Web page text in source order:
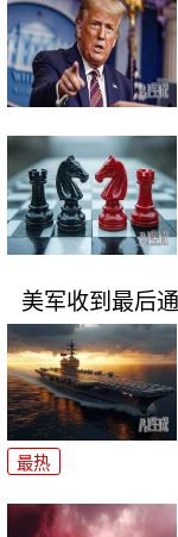
美军收到最后
最热